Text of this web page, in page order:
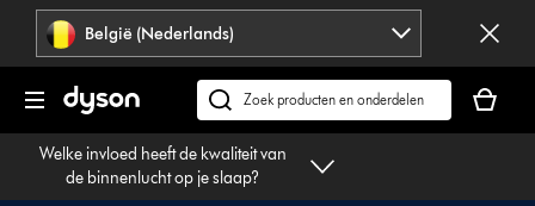
Navigatie
overslaan
België (Nederlands)
Zoek
op
dyson.be
is
Welke invloed heeft de kwaliteit van
de binnenlucht op je slaap?